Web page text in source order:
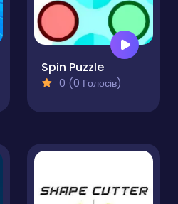
Spin Puzzle
0 (0 Голосів)